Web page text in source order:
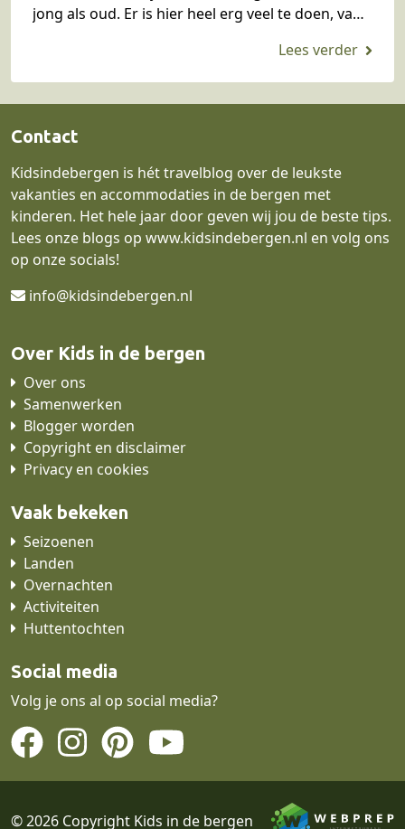
jong als oud. Er is hier heel erg veel te doen, van
Contact
Kidsindebergen is hét travelblog over de leukste
vakanties en accommodaties in de bergen met
kinderen. Het hele jaar door geven wij jou de beste tips.
Lees onze blogs op www.kidsindebergen.nl en volg ons
op onze socials!
info@kidsindebergen.nl
Over Kids in de bergen
Over ons
Samenwerken
Blogger worden
Copyright en disclaimer
Privacy en cookies
Vaak bekeken
Seizoenen
Landen
Overnachten
Activiteiten
Huttentochten
Social media
Volg je ons al op social media?
© 2026 Copyright Kids in de bergen